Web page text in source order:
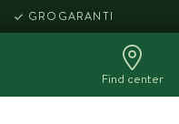
GROGARANTI
Find center